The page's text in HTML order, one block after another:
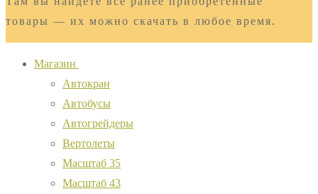
товары — их можно скачать в любое время.
Магазин
Автокран
Автобусы
Автогрейдеры
Вертолеты
Масштаб 35
Масштаб 43